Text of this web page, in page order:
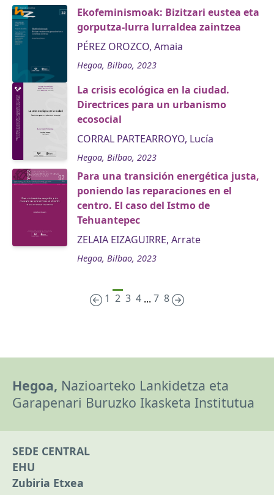
Ekofeminismoak: Bizitzari eustea eta
gorputza-lurra lurraldea zaintzea
PÉREZ OROZCO, Amaia
Hegoa, Bilbao, 2023
La crisis ecológica en la ciudad.
Directrices para un urbanismo
ecosocial
CORRAL PARTEARROYO, Lucía
Hegoa, Bilbao, 2023
Para una transición energética justa,
poniendo las reparaciones en el
centro. El caso del Istmo de
Tehuantepec
ZELAIA EIZAGUIRRE, Arrate
Hegoa, Bilbao, 2023
1 2 3 4 ... 7 8
Hegoa, Nazioarteko Lankidetza eta
Garapenari Buruzko Ikasketa Institutua
SEDE CENTRAL
EHU
Zubiria Etxea